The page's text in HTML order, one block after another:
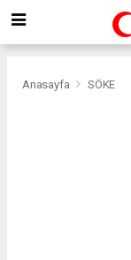
Anasayfa SÖKE